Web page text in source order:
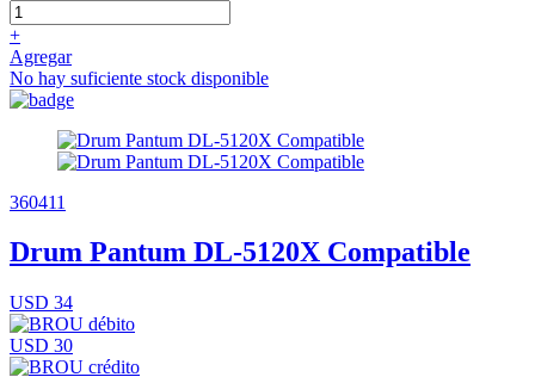
+
Agregar
No hay suficiente stock disponible
360411
Drum Pantum DL-5120X Compatible
USD 34
USD 30